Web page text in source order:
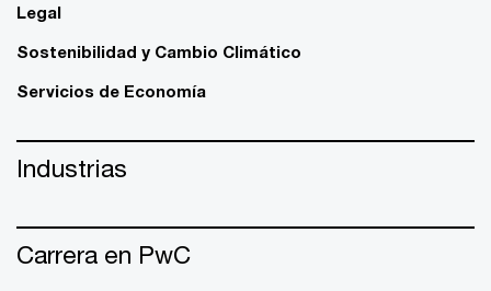
Legal
Sostenibilidad y Cambio Climático
Servicios de Economía
Industrias
Carrera en PwC